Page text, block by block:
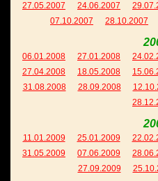
27.05.2007
24.06.2007
07.10.2007
28.10.2007
06.01.2008 27.01.2008
27.04.2008
18.05.2008
31.08.2008
28.09.2008
11.01.2009 25.01.2009
31.05.2009
07.06.2009
27.09.2009